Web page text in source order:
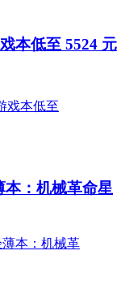
本低至 5524 元
本：机械革命星